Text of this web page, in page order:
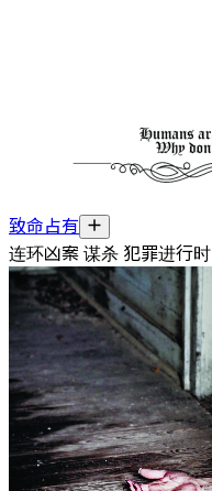
致命占有
连环凶案 谋杀 犯罪进行时